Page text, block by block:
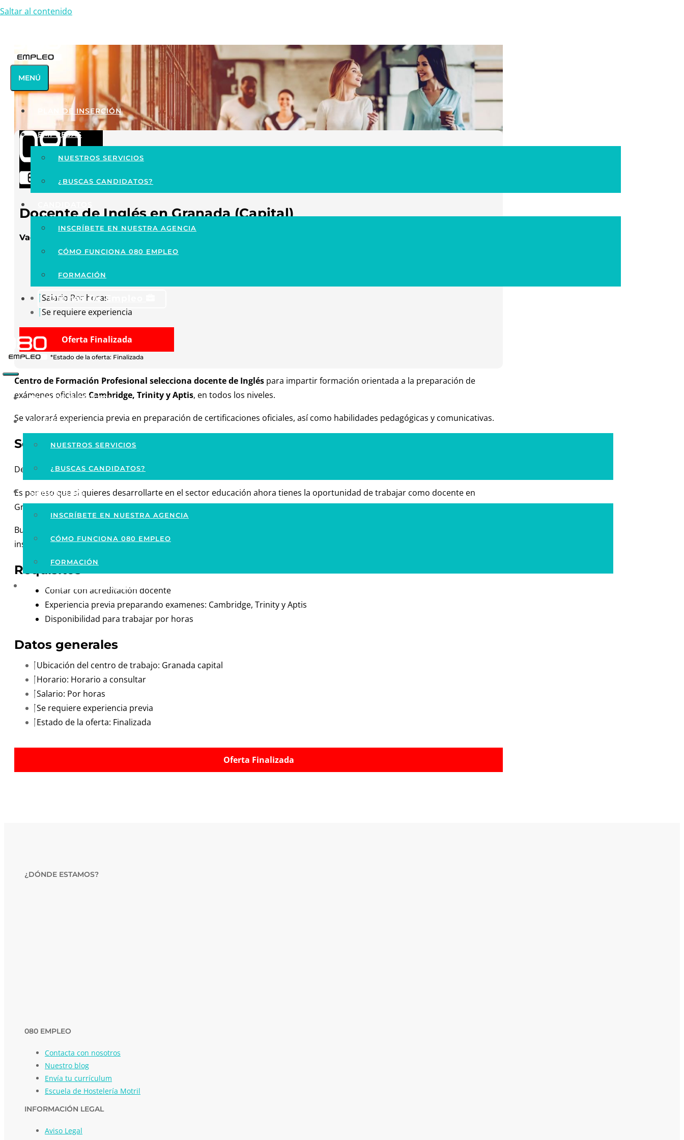
Saltar al contenido
MENÚ
PLAN DE INSERCIÓN
EMPRESAS
NUESTROS SERVICIOS
¿BUSCAS CANDIDATOS?
INSCRÍBETE EN NUESTRA AGENCIA
CÓMO FUNCIONA 080 EMPLEO
FORMACIÓN
Ofertas De Empleo
PLAN DE INSERCIÓN
EMPRESAS
NUESTROS SERVICIOS
¿BUSCAS CANDIDATOS?
CANDIDATOS
INSCRÍBETE EN NUESTRA AGENCIA
CÓMO FUNCIONA 080 EMPLEO
FORMACIÓN
Ofertas De Empleo
Docente de Inglés en Granada (Capital)
Vacante: docente
Horario a consultar
Salario Por horas
Se requiere experiencia
Oferta Finalizada
*Estado de la oferta: Finalizada
Centro de Formación Profesional selecciona docente de Inglés para impartir formación orientada a la preparación de
exámenes oficiales Cambridge, Trinity y Aptis, en todos los niveles.
Se valorará experiencia previa en preparación de certificaciones oficiales, así como habilidades pedagógicas y comunicativas.
Sobre esta oferta de empleo
Desde 080 Empleo queremos ayudarte a encontrar trabajo, apostamos por ti.
Es por eso que si quieres desarrollarte en el sector educación ahora tienes la oportunidad de trabajar como docente en
Granada capital.
Buscamos gente proactiva y con ganas de trabajar en equipo, si crees que puedes encajar en este puesto, ¡no dudes en
inscribirte!
Requisitos
Contar con acreditación docente
Experiencia previa preparando examenes: Cambridge, Trinity y Aptis
Disponibilidad para trabajar por horas
Datos generales
Ubicación del centro de trabajo: Granada capital
Horario: Horario a consultar
Salario: Por horas
Se requiere experiencia previa
Estado de la oferta: Finalizada
Oferta Finalizada
¿DÓNDE ESTAMOS?
080 EMPLEO
Contacta con nosotros
Nuestro blog
Envía tu currículum
Escuela de Hostelería Motril
INFORMACIÓN LEGAL
Aviso Legal